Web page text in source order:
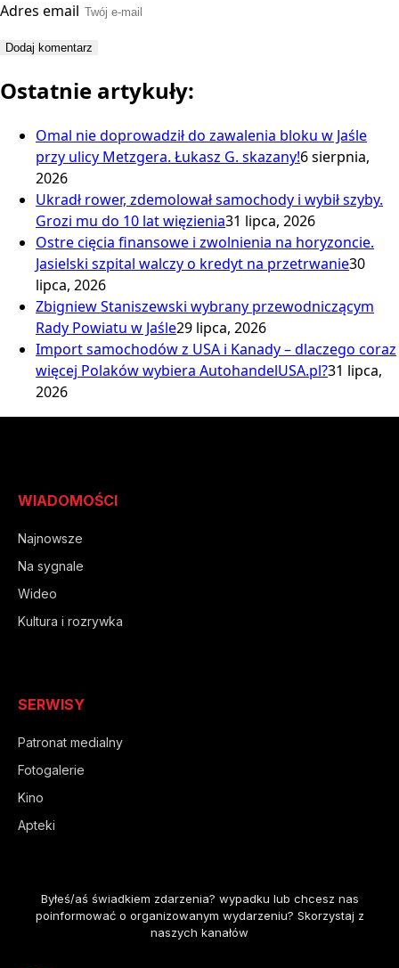
Adres email
Ostatnie artykuły:
Omal nie doprowadził do zawalenia bloku w Jaśle
przy ulicy Metzgera. Łukasz G. skazany!6 sierpnia,
2026
Ukradł rower, zdemolował samochody i wybił szyby.
Grozi mu do 10 lat więzienia31 lipca, 2026
Ostre cięcia finansowe i zwolnienia na horyzoncie.
Jasielski szpital walczy o kredyt na przetrwanie30
lipca, 2026
Zbigniew Staniszewski wybrany przewodniczącym
Rady Powiatu w Jaśle29 lipca, 2026
Import samochodów z USA i Kanady – dlaczego coraz
więcej Polaków wybiera AutohandelUSA.pl?31 lipca,
2026
WIADOMOŚCI
Najnowsze
Na sygnale
Wideo
Kultura i rozrywka
SERWISY
Patronat medialny
Fotogalerie
Kino
Apteki
Byłeś/aś świadkiem zdarzenia? wypadku lub chcesz nas
poinformować o organizowanym wydarzeniu? Skorzystaj z
naszych kanałów